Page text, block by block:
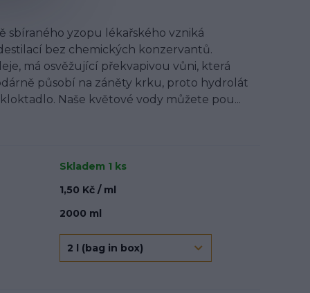
sbíraného yzopu lékařského vzniká
bez chemických konzervantů.
má osvěžující překvapivou vůni, která
působí na záněty krku, proto hydrolát
Naše květové vody můžete pou...
Skladem 1 ks
1,50 Kč / ml
2000 ml